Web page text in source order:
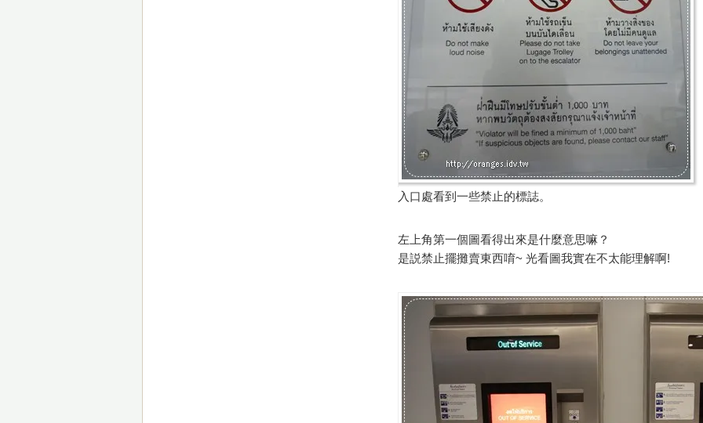
入口處看到一些禁止的標誌。
左上角第一個圖看得出來是什麼意思嘛？
是説禁止擺攤賣東西唷~ 光看圖我實在不太能理解啊!